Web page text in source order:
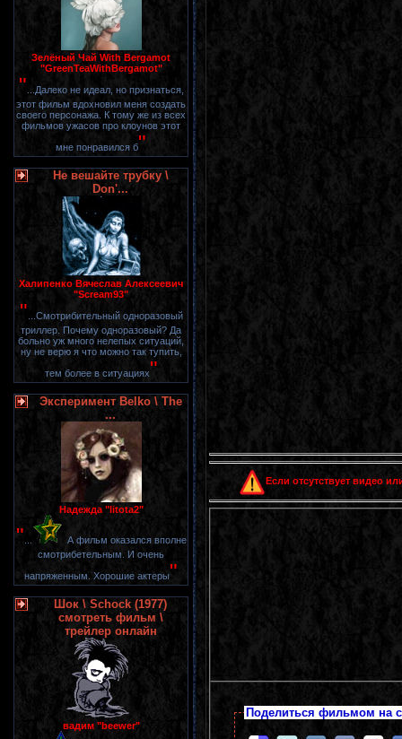
Зелёный Чай With Bergamot
"GreenTeaWithBergamot"
" ...Далеко не идеал, но признаться,
этот фильм вдохновил меня создать
своего персонажа. К тому же из всех
фильмов ужасов про клоунов этот
мне понравился б"
Не вешайте трубку \
Don'...
Халипенко Вячеслав Алексеевич
"Scream93"
" ...Смотрибительный одноразовый
триллер. Почему одноразовый? Да
больно уж много нелепых ситуаций,
ну не верю я что можно так тупить,
тем более в ситуациях"
Эксперимент Belko \ The
...
Надежда "litota2"
"
А фильм оказался вполне
смотрибетельным. И очень
напряженным. Хорошие актеры"
Шок \ Schock (1977)
смотреть фильм \
трейлер онлайн
вадим "beewer"
Если отсутствует видео
Поделиться фильмом на